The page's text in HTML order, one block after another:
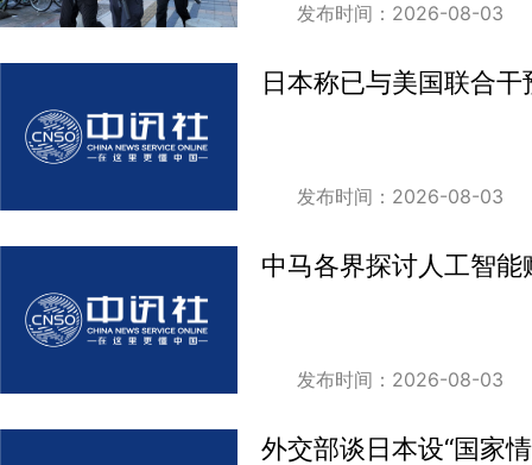
发布时间：2026-08-03
日本称已与美国联合
发布时间：2026-08-03
中马各界探讨人工智
发布时间：2026-08-03
外交部谈日本设“国家